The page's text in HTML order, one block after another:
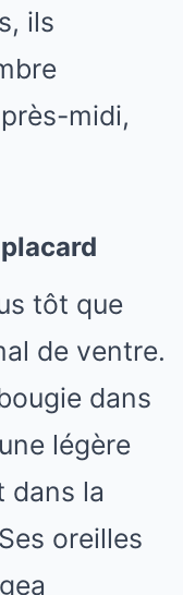
ils
midi,
tôt que
de ventre.
dans
légère
dans la
oreilles